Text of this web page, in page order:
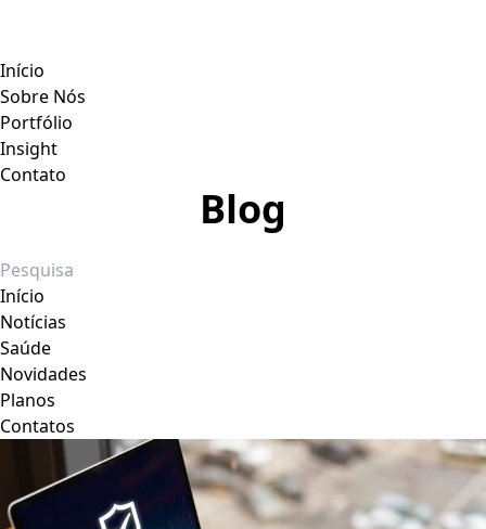
Início
Sobre Nós
Portfólio
Insight
Contato
Blog
Início
Notícias
Saúde
Novidades
Planos
Contatos